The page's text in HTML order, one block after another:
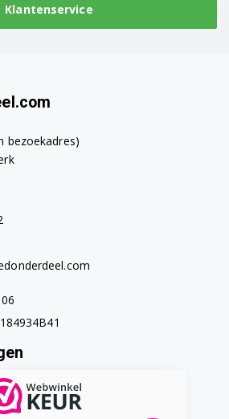
Klantenservice
bezoekadres)